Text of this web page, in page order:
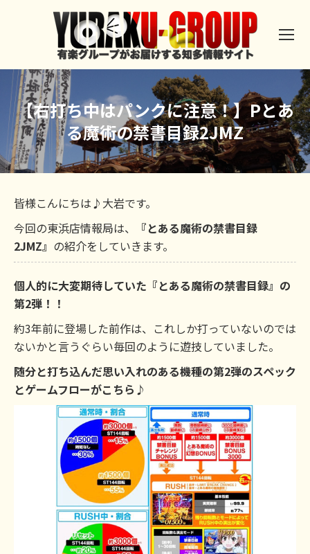
【右打ち中はパンクに注意！】Pとあ
る魔術の禁書目録2JMZ
皆様こんにちは♪大岩です。
今回の東浜店情報局は、
『とある魔術の禁書目録
2JMZ』 の紹介をしていきます。
個人的に大変期待していた『とある魔術の禁書目録』の
第2弾！！
約3年前に登場した前作は、これしか打っていないのでは
ないかと言うぐらい毎回のように遊技していました。
随分と打ち込んだ思い入れのある機種の第2弾のスペック
とゲームフローがこちら♪